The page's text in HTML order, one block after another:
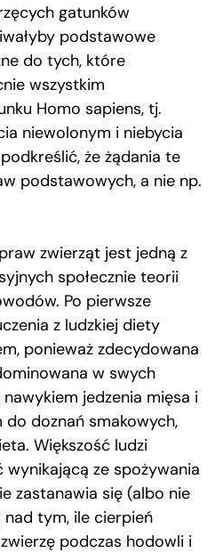
gatunków
podstawowe
do tych, które
wszystkim
Homo sapiens, tj.
niewolonym i niebycia
że żądania te
podstawowych, a nie np.
zwierząt jest jedną z
społecznie teorii
Po pierwsze
z ludzkiej diety
ponieważ zdecydowana
w swych
jedzenia mięsa i
doznań smakowych,
Większość ludzi
ze spożywania
zastanawia się (albo nie
tym, ile cierpień
podczas hodowli i